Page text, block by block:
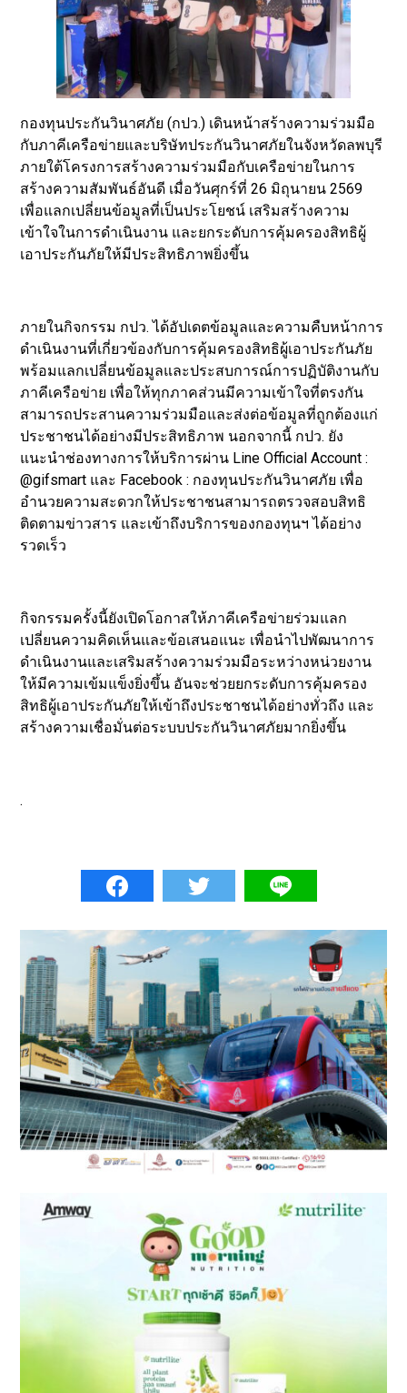
กองทุนประกันวินาศภัย (กปว.) เดินหน้าสร้างความร่วมมือ
กับภาคีเครือข่ายและบริษัทประกันวินาศภัยในจังหวัดลพบุรี
ภายใต้โครงการสร้างความร่วมมือกับเครือข่ายในการ
สร้างความสัมพันธ์อันดี เมื่อวันศุกร์ที่ 26 มิถุนายน 2569
เพื่อแลกเปลี่ยนข้อมูลที่เป็นประโยชน์ เสริมสร้างความ
เข้าใจในการดำเนินงาน และยกระดับการคุ้มครองสิทธิผู้
เอาประกันภัยให้มีประสิทธิภาพยิ่งขึ้น
ภายในกิจกรรม กปว. ได้อัปเดตข้อมูลและความคืบหน้าการ
ดำเนินงานที่เกี่ยวข้องกับการคุ้มครองสิทธิผู้เอาประกันภัย
พร้อมแลกเปลี่ยนข้อมูลและประสบการณ์การปฏิบัติงานกับ
ภาคีเครือข่าย เพื่อให้ทุกภาคส่วนมีความเข้าใจที่ตรงกัน
สามารถประสานความร่วมมือและส่งต่อข้อมูลที่ถูกต้องแก่
ประชาชนได้อย่างมีประสิทธิภาพ นอกจากนี้ กปว. ยัง
แนะนำช่องทางการให้บริการผ่าน Line Official Account :
@gifsmart และ Facebook : กองทุนประกันวินาศภัย เพื่อ
อำนวยความสะดวกให้ประชาชนสามารถตรวจสอบสิทธิ
ติดตามข่าวสาร และเข้าถึงบริการของกองทุนฯ ได้อย่าง
รวดเร็ว
กิจกรรมครั้งนี้ยังเปิดโอกาสให้ภาคีเครือข่ายร่วมแลก
เปลี่ยนความคิดเห็นและข้อเสนอแนะ เพื่อนำไปพัฒนาการ
ดำเนินงานและเสริมสร้างความร่วมมือระหว่างหน่วยงาน
ให้มีความเข้มแข็งยิ่งขึ้น อันจะช่วยยกระดับการคุ้มครอง
สิทธิผู้เอาประกันภัยให้เข้าถึงประชาชนได้อย่างทั่วถึง และ
สร้างความเชื่อมั่นต่อระบบประกันวินาศภัยมากยิ่งขึ้น
.